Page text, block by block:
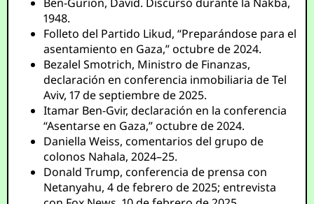
1948.
Folleto del Partido Likud, “Preparándose para el
asentamiento en Gaza,” octubre de 2024.
Bezalel Smotrich, Ministro de Finanzas,
declaración en conferencia inmobiliaria de Tel
Aviv, 17 de septiembre de 2025.
Itamar Ben-Gvir, declaración en la conferencia
“Asentarse en Gaza,” octubre de 2024.
Daniella Weiss, comentarios del grupo de
colonos Nahala, 2024–25.
Donald Trump, conferencia de prensa con
Netanyahu, 4 de febrero de 2025; entrevista